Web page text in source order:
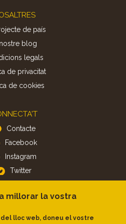
de país
blog
legals
de privacitat
de cookies
Contacte
Facebook
Instagram
Twitter
APP
iOS
millorar la vostra
lloc web, doneu el vostre